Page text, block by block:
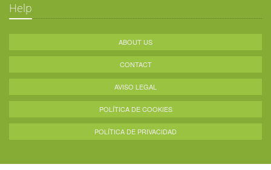
Help
ABOUT US
CONTACT
AVISO LEGAL
POLÍTICA DE COOKIES
POLÍTICA DE PRIVACIDAD